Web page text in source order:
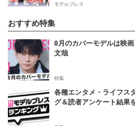
モデルプレス
おすすめ特集
8月のカバーモデルは映
文哉
特集
各種エンタメ・ライフス
グ＆読者アンケート結果